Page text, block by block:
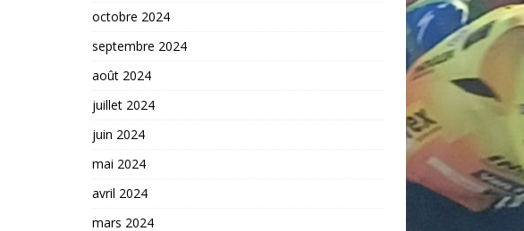
octobre 2024
septembre 2024
août 2024
juillet 2024
juin 2024
mai 2024
avril 2024
mars 2024